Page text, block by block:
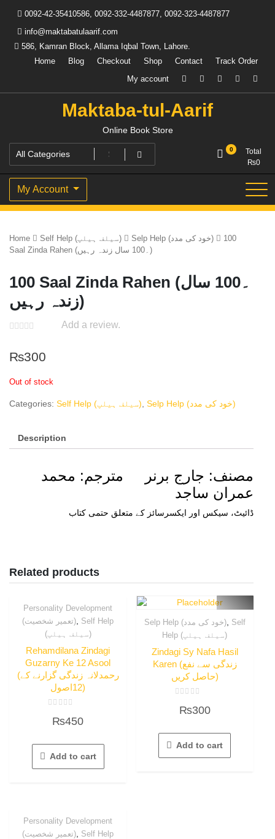
content
0092-42-35410586, 0092-332-4487877, 0092-323-4487877
info@maktabatulaarif.com
586, Kamran Block, Allama Iqbal Town, Lahore.
Home
Blog Checkout Shop Contact
Track Order
My account
Maktaba-tul-Aarif
Online Book Store
0
Total
₨0
My Account
Home Self Help (سیلف ہیلپ) Selp Help (خود کی مدد)
Saal Zinda Rahen (۔100 سال زندہ رہیں)
100 Saal Zinda Rahen (۔100 سال
زندہ رہیں)
Add a review.
₨300
Out of stock
Categories: Self Help (سیلف ہیلپ) Selp Help (خود کی مدد)
Description
مصنف: جارج برنر مترجم: محمد
عمران ساجد
ڈائیٹ، سیکس اور ایکسرسائز کے متعلق حتمی کتاب
Related products
Personality Development
(تعمیر شخصیت) Self Help
(سیلف ہیلپ)
Rehamdilana Zindagi
Guzarny Ke 12 Asool
(رحمدلانہ زندگی گزارنے کے
12اصول)
out
5
₨450
Add to cart
Selp Help (خود کی مدد), Self
Help (سیلف ہیلپ)
Zindagi Sy Nafa Hasil
Karen (زندگی سے نفع
حاصل کریں)
out
5
₨300
Add to cart
Personality Development
(تعمیر شخصیت) Self Help